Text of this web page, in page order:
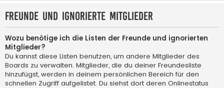
Freunde und ignorierte Mitglieder
Wozu benötige ich die Listen der Freunde und ignorierten
Mitglieder?
Du kannst diese Listen benutzen, um andere Mitglieder des
Boards zu verwalten. Mitglieder, die du deiner Freundesliste
hinzufügst, werden in deinem persönlichen Bereich für den
schnellen Zugriff aufgelistet. Du siehst dort deren Onlinestatus